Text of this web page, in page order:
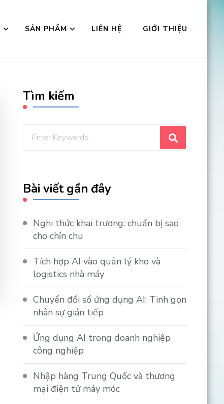
SẢN PHẨM LIÊN HỆ GIỚI THIỆU
Tìm kiếm
Looking
Bài viết gần đây
Nghi thức khai trương: chuẩn bị sao
cho chỉn chu
Tích hợp AI vào quản lý kho và
logistics nhà máy
Chuyển đổi số ứng dụng AI: Tinh gọn
nhân sự gián tiếp
Ứng dụng AI trong doanh nghiệp
công nghiệp
Nhập hàng Trung Quốc và thương
mại điện tử máy móc